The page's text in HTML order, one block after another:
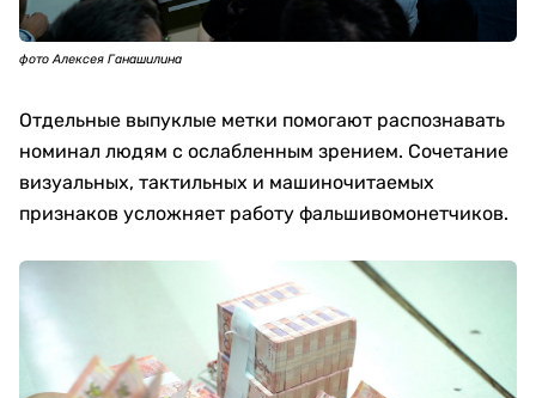
фото Алексея Ганашилина
Отдельные выпуклые метки помогают распознавать
номинал людям с ослабленным зрением. Сочетание
визуальных, тактильных и машиночитаемых
признаков усложняет работу фальшивомонетчиков.